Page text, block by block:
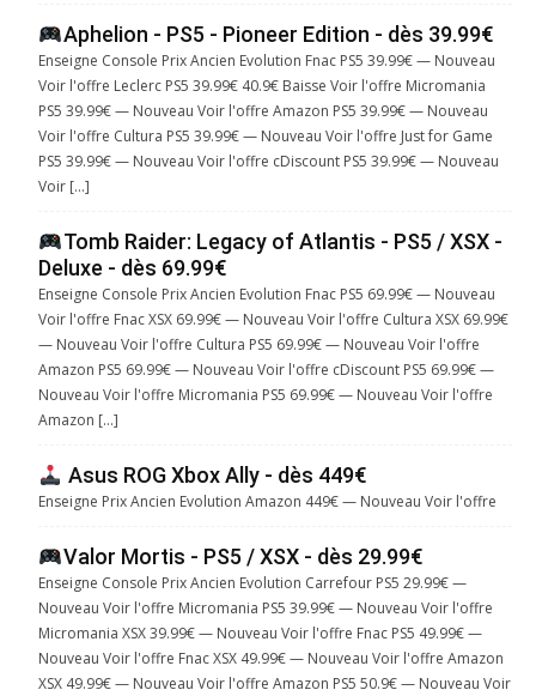
Aphelion - PS5 - Pioneer Edition - dès 39.99€
Enseigne Console Prix Ancien Evolution Fnac PS5 39.99€ — Nouveau
Voir l'offre Leclerc PS5 39.99€ 40.9€ Baisse Voir l'offre Micromania
PS5 39.99€ — Nouveau Voir l'offre Amazon PS5 39.99€ — Nouveau
Voir l'offre Cultura PS5 39.99€ — Nouveau Voir l'offre Just for Game
PS5 39.99€ — Nouveau Voir l'offre cDiscount PS5 39.99€ — Nouveau
Voir […]
Tomb Raider: Legacy of Atlantis - PS5 / XSX -
Deluxe - dès 69.99€
Enseigne Console Prix Ancien Evolution Fnac PS5 69.99€ — Nouveau
Voir l'offre Fnac XSX 69.99€ — Nouveau Voir l'offre Cultura XSX 69.99€
— Nouveau Voir l'offre Cultura PS5 69.99€ — Nouveau Voir l'offre
Amazon PS5 69.99€ — Nouveau Voir l'offre cDiscount PS5 69.99€ —
Nouveau Voir l'offre Micromania PS5 69.99€ — Nouveau Voir l'offre
Amazon […]
Asus ROG Xbox Ally - dès 449€
Enseigne Prix Ancien Evolution Amazon 449€ — Nouveau Voir l'offre
Valor Mortis - PS5 / XSX - dès 29.99€
Enseigne Console Prix Ancien Evolution Carrefour PS5 29.99€ —
Nouveau Voir l'offre Micromania PS5 39.99€ — Nouveau Voir l'offre
Micromania XSX 39.99€ — Nouveau Voir l'offre Fnac PS5 49.99€ —
Nouveau Voir l'offre Fnac XSX 49.99€ — Nouveau Voir l'offre Amazon
XSX 49.99€ — Nouveau Voir l'offre Amazon PS5 50.9€ — Nouveau Voir